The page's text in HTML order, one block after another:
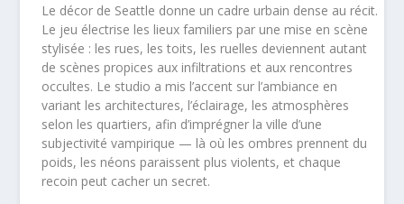
Le décor de Seattle donne un cadre urbain dense au récit.
Le jeu électrise les lieux familiers par une mise en scène
stylisée : les rues, les toits, les ruelles deviennent autant
de scènes propices aux infiltrations et aux rencontres
occultes. Le studio a mis l’accent sur l’ambiance en
variant les architectures, l’éclairage, les atmosphères
selon les quartiers, afin d’imprégner la ville d’une
subjectivité vampirique — là où les ombres prennent du
poids, les néons paraissent plus violents, et chaque
recoin peut cacher un secret.